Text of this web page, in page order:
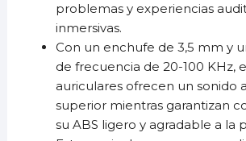
problemas y experiencias
inmersivas.
Con un enchufe de 3,5 mm y
de frecuencia de 20-100 KHz,
auriculares ofrecen un sonido
superior mientras garantizan
su ABS ligero y agradable a la